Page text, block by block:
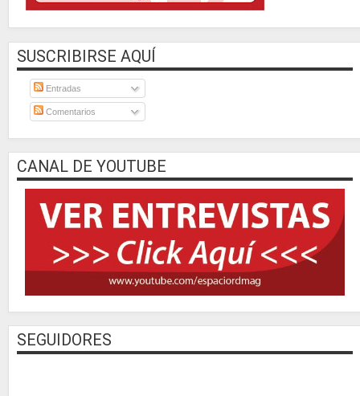
SUSCRIBIRSE AQUÍ
Entradas
Comentarios
CANAL DE YOUTUBE
SEGUIDORES